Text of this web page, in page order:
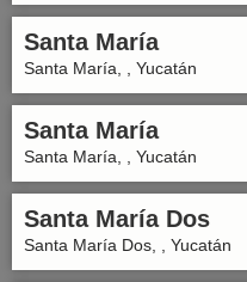
Santa María
Santa María, , Yucatán
Santa María
Santa María, , Yucatán
Santa María Dos
Santa María Dos, , Yucatán